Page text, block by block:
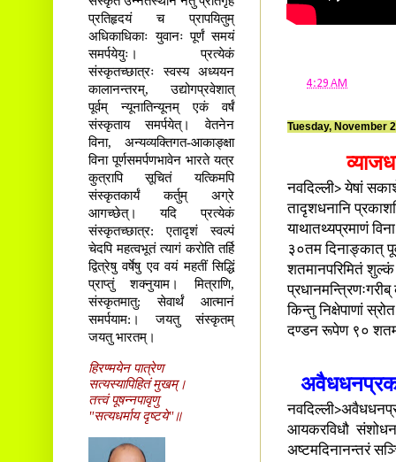
4:29 AM
Tuesday, November
नवदिल्ली> येषां
तादृशधनानि
याथातथ्यप्रमाणं
३०तम दिनाङ्कात्
शतमानपरिमितं
किन्तु निक्षेपाणां
दण्डन रूपेण ९०
आयकरविधौ
अष्टमदिनानन्तरं
प्रतिहृदयं च प्रापयितुम्
अधिकाधिकाः युवानः पूर्णं समयं
समर्पयेयुः। प्रत्येकं
संस्कृतच्छात्रः स्वस्य अध्ययन
कालानन्तरम्, उद्योगप्रवेशात्
पूर्वम् न्यूनातिन्यूनम् एकं वर्षं
संस्कृताय समर्पयेत्। वेतनेन
विना, अन्यव्यक्तिगत-आकाङ्क्षा
विना पूर्णसमर्पणभावेन भारते यत्र
कुत्रापि सूचितं यत्किमपि
संस्कृतकार्यं कर्तुम् अग्रे
आगच्छेत्। यदि प्रत्येकं
संस्कृतच्छात्र: एतादृशं स्वल्पं
चेदपि महत्वभूतं त्यागं करोति तर्हि
द्वित्रेषु वर्षेषु एव वयं महतीं सिद्धिं
प्राप्तुं शक्नुयाम। मित्राणि,
संस्कृतमातु: सेवार्थं आत्मानं
समर्पयाम:। जयतु संस्कृतम्
जयतु भारतम्।
हिरण्मयेन पात्रेण
सत्यस्यापिहितं मुखम्।
तत्त्वं पूषन्नपावृणु
"सत्यधर्माय दृष्टये"॥